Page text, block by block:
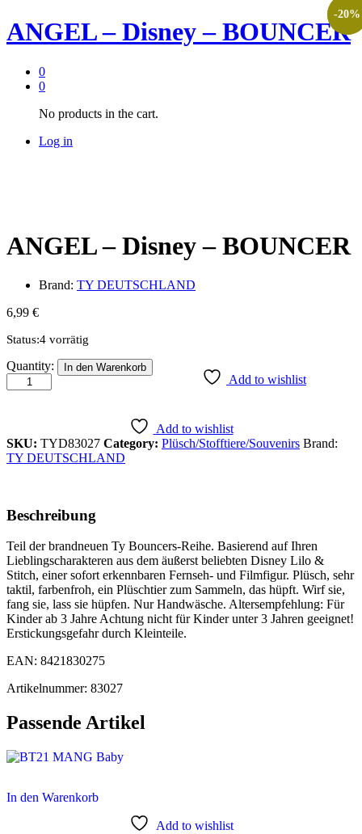
ANGEL – Disney – BOUNCER
0
0
No products in the cart.
Log in
ANGEL – Disney – BOUNCER
Brand: TY DEUTSCHLAND
6,99 €
Status:4 vorrätig
ANGEL
Disney
quantity
Quantity: In den Warenkorb
Add to wishlist
Add to wishlist
SKU: TYD83027 Category: Plüsch/Stofftiere/Souvenirs Brand:
TY DEUTSCHLAND
Beschreibung
Teil der brandneuen Ty Bouncers-Reihe. Basierend auf Ihren
Lieblingscharakteren aus dem äußerst beliebten Disney Lilo &
Stitch, einer sofort erkennbaren Fernseh- und Filmfigur. Plüsch, sehr
taktil, farbenfroh, ein Plüschtier zum Sammeln, das hüpft. Wirf sie,
fang sie, lass sie hüpfen. Nur Handwäsche. Altersempfehlung: Für
Kinder ab 3 Jahre Achtung nicht für Kinder unter 3 Jahren geeignet!
Erstickungsgefahr durch Kleinteile.
EAN: 8421830275
Artikelnummer: 83027
Passende Artikel
-20%
In den Warenkorb
Add to wishlist
-20%